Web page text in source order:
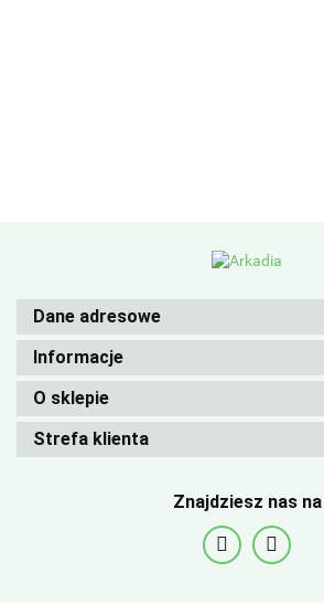
Dane adresowe
Informacje
O sklepie
Strefa klienta
Znajdziesz nas na